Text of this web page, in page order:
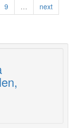
9 …
next